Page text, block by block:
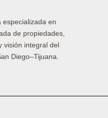
especializada en
de propiedades,
visión integral del
Diego–Tijuana.